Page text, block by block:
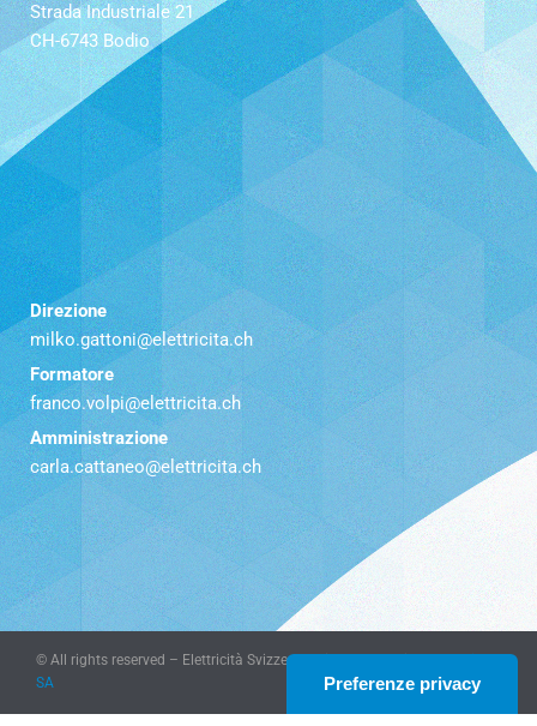
Strada Industriale 21
CH-6743 Bodio
Direzione
milko.gattoni@elettricita.ch
Formatore
franco.volpi@elettricita.ch
Amministrazione
carla.cattaneo@elettricita.ch
© All rights reserved – Elettricità Svizzera Italiana – website
SA